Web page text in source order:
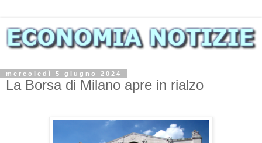
mercoledì 5 giugno 2024
La Borsa di Milano apre in rialzo